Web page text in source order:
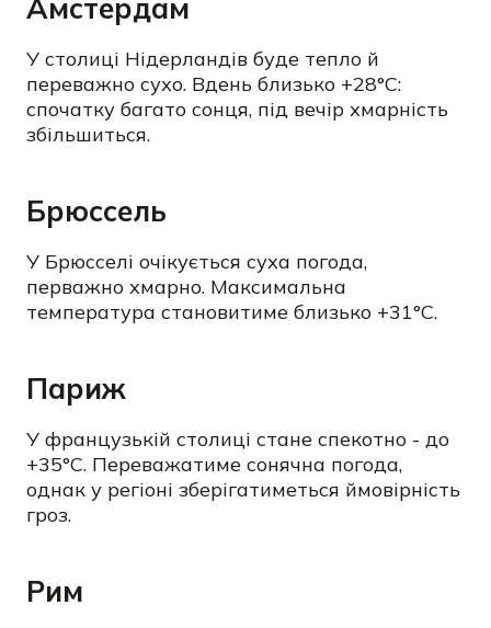
Амстердам
У столиці Нідерландів буде тепло й
переважно сухо. Вдень близько +28°C:
спочатку багато сонця, під вечір хмарність
збільшиться.
Брюссель
У Брюсселі очікується суха погода,
перважно хмарно. Максимальна
температура становитиме близько +31°C.
Париж
У французькій столиці стане спекотно - до
+35°C. Переважатиме сонячна погода,
однак у регіоні зберігатиметься ймовірність
гроз.
Рим